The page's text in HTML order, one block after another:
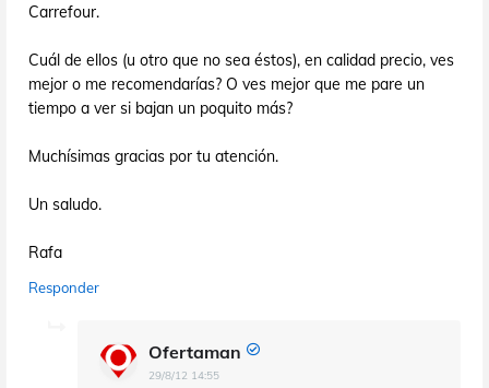
Carrefour.
Cuál de ellos (u otro que no sea éstos), en calidad precio, ves
mejor o me recomendarías? O ves mejor que me pare un
tiempo a ver si bajan un poquito más?
Muchísimas gracias por tu atención.
Un saludo.
Rafa
Responder
Ofertaman
29/8/12 14:55